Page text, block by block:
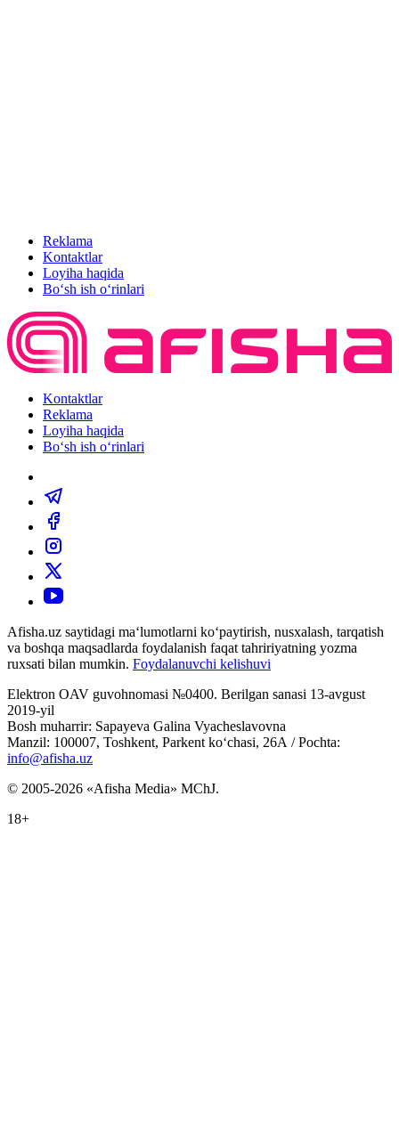
Reklama
Kontaktlar
Loyiha haqida
Bo‘sh ish o‘rinlari
Kontaktlar
Reklama
Loyiha haqida
Bo‘sh ish o‘rinlari
Afisha.uz saytidagi ma‘lumotlarni ko‘paytirish, nusxalash, tarqatish
va boshqa maqsadlarda foydalanish faqat tahririyatning yozma
ruxsati bilan mumkin. Foydalanuvchi kelishuvi
Elektron OAV guvohnomasi №0400. Berilgan sanasi 13-avgust
2019-yil
Bosh muharrir: Sapayeva Galina Vyacheslavovna
Manzil: 100007, Toshkent, Parkent ko‘chasi, 26А / Pochta:
info@afisha.uz
© 2005-2026 «Afisha Media» MChJ.
18+